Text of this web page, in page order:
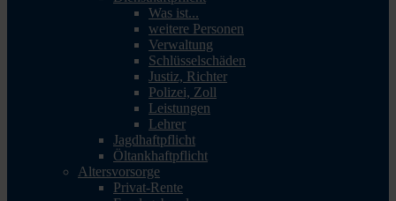
Was ist...
weitere Personen
Verwaltung
Schlüsselschäden
Justiz, Richter
Polizei, Zoll
Leistungen
Lehrer
Jagdhaftpflicht
Öltankhaftpflicht
Altersvorsorge
Privat-Rente